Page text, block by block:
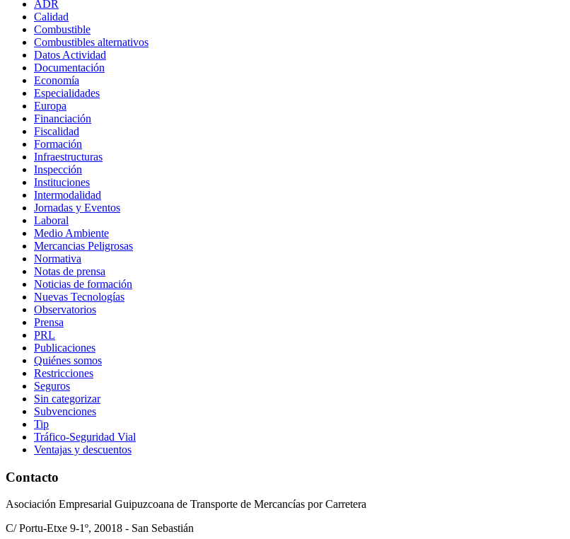
ADR
Calidad
Combustible
Combustibles alternativos
Datos Actividad
Documentación
Economía
Especialidades
Europa
Financiación
Fiscalidad
Formación
Infraestructuras
Inspección
Instituciones
Intermodalidad
Jornadas y Eventos
Laboral
Medio Ambiente
Mercancias Peligrosas
Normativa
Notas de prensa
Noticias de formación
Nuevas Tecnologías
Observatorios
Prensa
PRL
Publicaciones
Quiénes somos
Restricciones
Seguros
Sin categorizar
Subvenciones
Tip
Tráfico-Seguridad Vial
Ventajas y descuentos
Contacto
Asociación Empresarial Guipuzcoana de Transporte de Mercancías por Carretera
C/ Portu-Etxe 9-1º, 20018 - San Sebastián